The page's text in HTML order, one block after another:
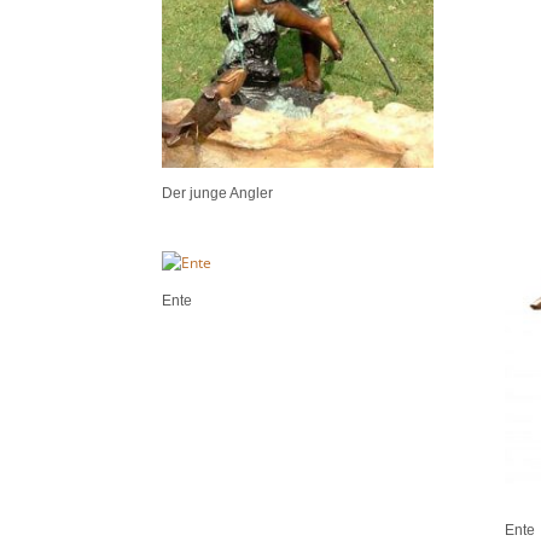
Der junge Angler
Ente
Ente